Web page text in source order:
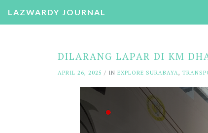
LAZWARDY JOURNAL
DILARANG LAPAR DI KM
APRIL 26, 2025 / IN EXPLORE SURABAYA,